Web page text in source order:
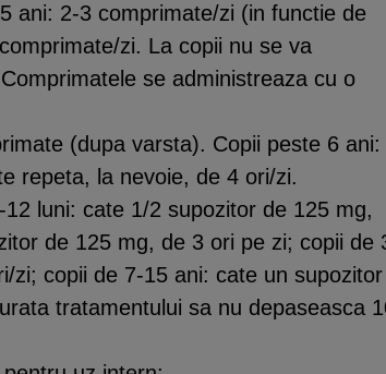
ani: 2-3 comprimate/zi (in functie de
zi. La copii nu se va
se administreaza cu o
(dupa varsta). Copii peste 6 ani:
repeta, la nevoie, de 4 ori/zi.
luni: cate 1/2 supozitor de 125 mg,
de 125 mg, de 3 ori pe zi; copii de
zi; copii de 7-15 ani: cate un supozitor
tratamentului sa nu depaseasca